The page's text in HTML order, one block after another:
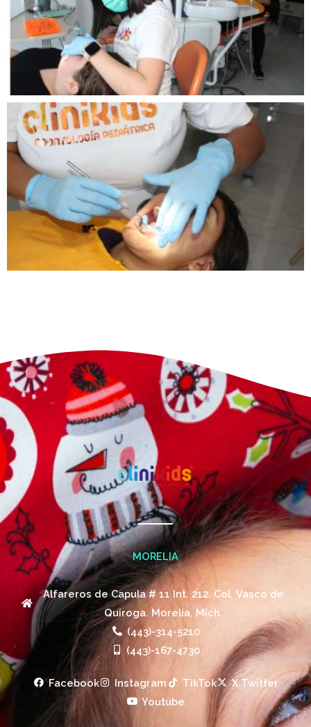
MORELIA
Alfareros de Capula # 11 Int. 212. Col. Vasco de
Quiroga. Morelia, Mich.
(443)-314-5210
(443)-167-4730
Facebook Instagram TikTok
X Twitter
Youtube